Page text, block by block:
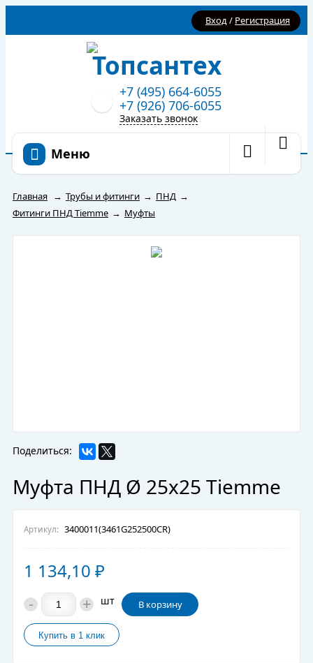
Вход/ Регистрация
+7 (495) 664-6055
+7 (926) 706-6055
Заказать звонок
Меню
Главная → Трубы и фитинги → ПНД →
Фитинги ПНД Tiemme → Муфты
Поделиться:
Муфта ПНД Ø 25х25 Tiemme
Артикул: 3400011(3461G252500CR)
1 134,10 ₽
- + шт В корзину